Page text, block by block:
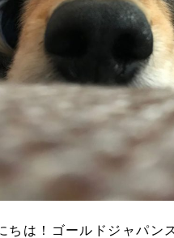
ちは！ゴールドジャパン